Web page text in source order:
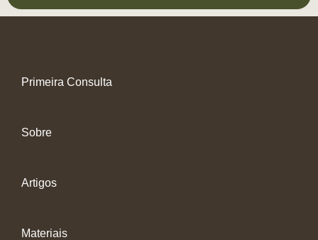
Primeira Consulta
Sobre
Artigos
Materiais